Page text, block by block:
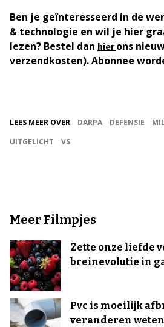
Ben je geïnteresseerd in de
& technologie en wil je hier
lezen? Bestel dan hierons
verzendkosten). Abonnee
LEES MEER OVER DARPA DEFENSIE
UITGELICHT
VS
Meer Filmpjes
Zette onze liefde
breinevolutie in
Pvc is moeilijk
veranderen